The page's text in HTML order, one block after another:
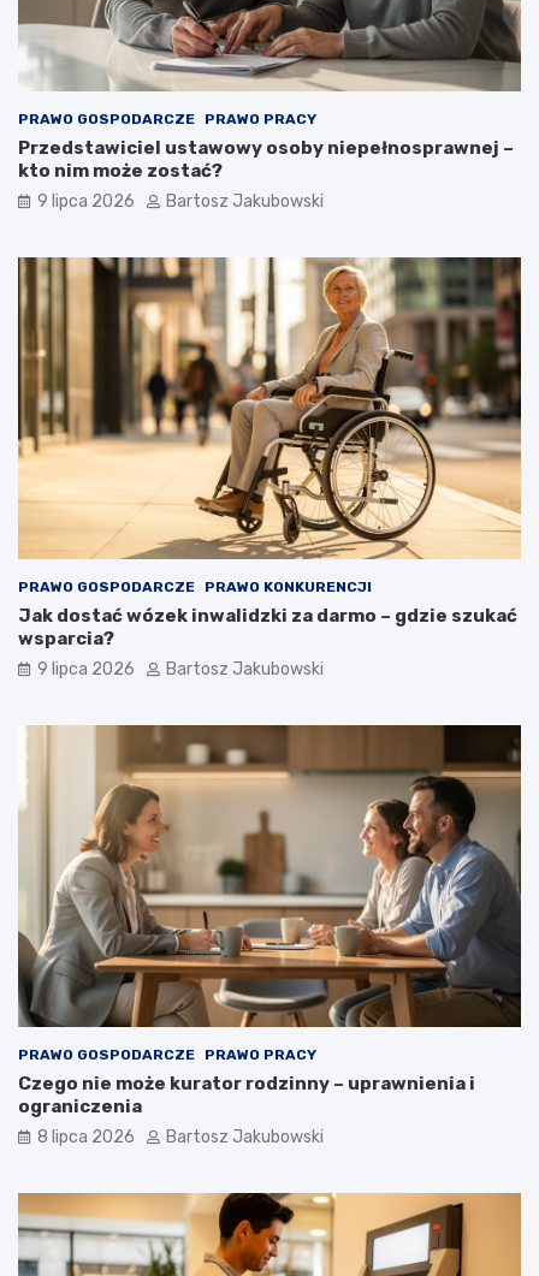
PRAWO GOSPODARCZE PRAWO PRACY
Przedstawiciel ustawowy osoby niepełnosprawnej –
kto nim może zostać?
9 lipca 2026 Bartosz Jakubowski
PRAWO GOSPODARCZE PRAWO KONKURENCJI
Jak dostać wózek inwalidzki za darmo – gdzie szukać
wsparcia?
9 lipca 2026 Bartosz Jakubowski
PRAWO GOSPODARCZE PRAWO PRACY
Czego nie może kurator rodzinny – uprawnienia i
ograniczenia
8 lipca 2026 Bartosz Jakubowski